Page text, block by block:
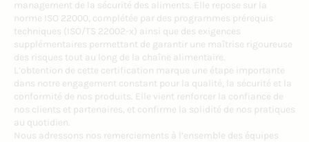
management de la sécurité des aliments. Elle repose sur la
norme ISO 22000, complétée par des programmes prérequis
techniques (ISO/TS 22002-x) ainsi que des exigences
supplémentaires permettant de garantir une maîtrise rigoureuse
des risques tout au long de la chaîne alimentaire.
L’obtention de cette certification marque une étape importante
dans notre engagement constant pour la qualité, la sécurité et la
conformité de nos produits. Elle vient renforcer la confiance de
nos clients et partenaires, et confirme la solidité de nos pratiques
au quotidien.
Nous adressons nos remerciements à l’ensemble des équipes